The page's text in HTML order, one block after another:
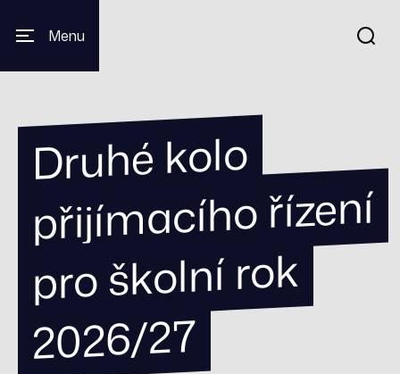
Menu
Druhé kolo
přijí
macího řízení
pro školní rok
2026/27